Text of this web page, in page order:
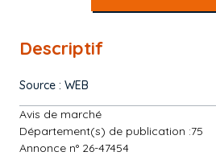
Descriptif
Source : WEB
Avis de marché
Département(s) de publication :75
Annonce n° 26-47454